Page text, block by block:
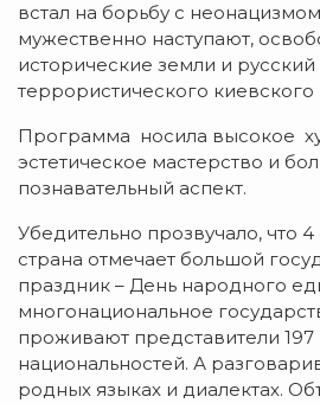
встал на борьбу с
мужественно наступают,
исторические земли и
террористического
Программа носила высокое
эстетическое мастерство и
познавательный аспект.
Убедительно прозвучало, что
страна отмечает большой
праздник – День народного
многонациональное
проживают представители
национальностей. А
родных языках и диалектах.